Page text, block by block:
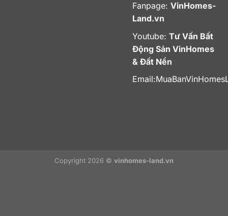
Fanpage: VinHomes-
Land.vn
Youtube: Tư Vấn Bất
Động Sản VinHomes
& Đất Nền
Email:
Copyright 2026 © vinhomes-land.vn